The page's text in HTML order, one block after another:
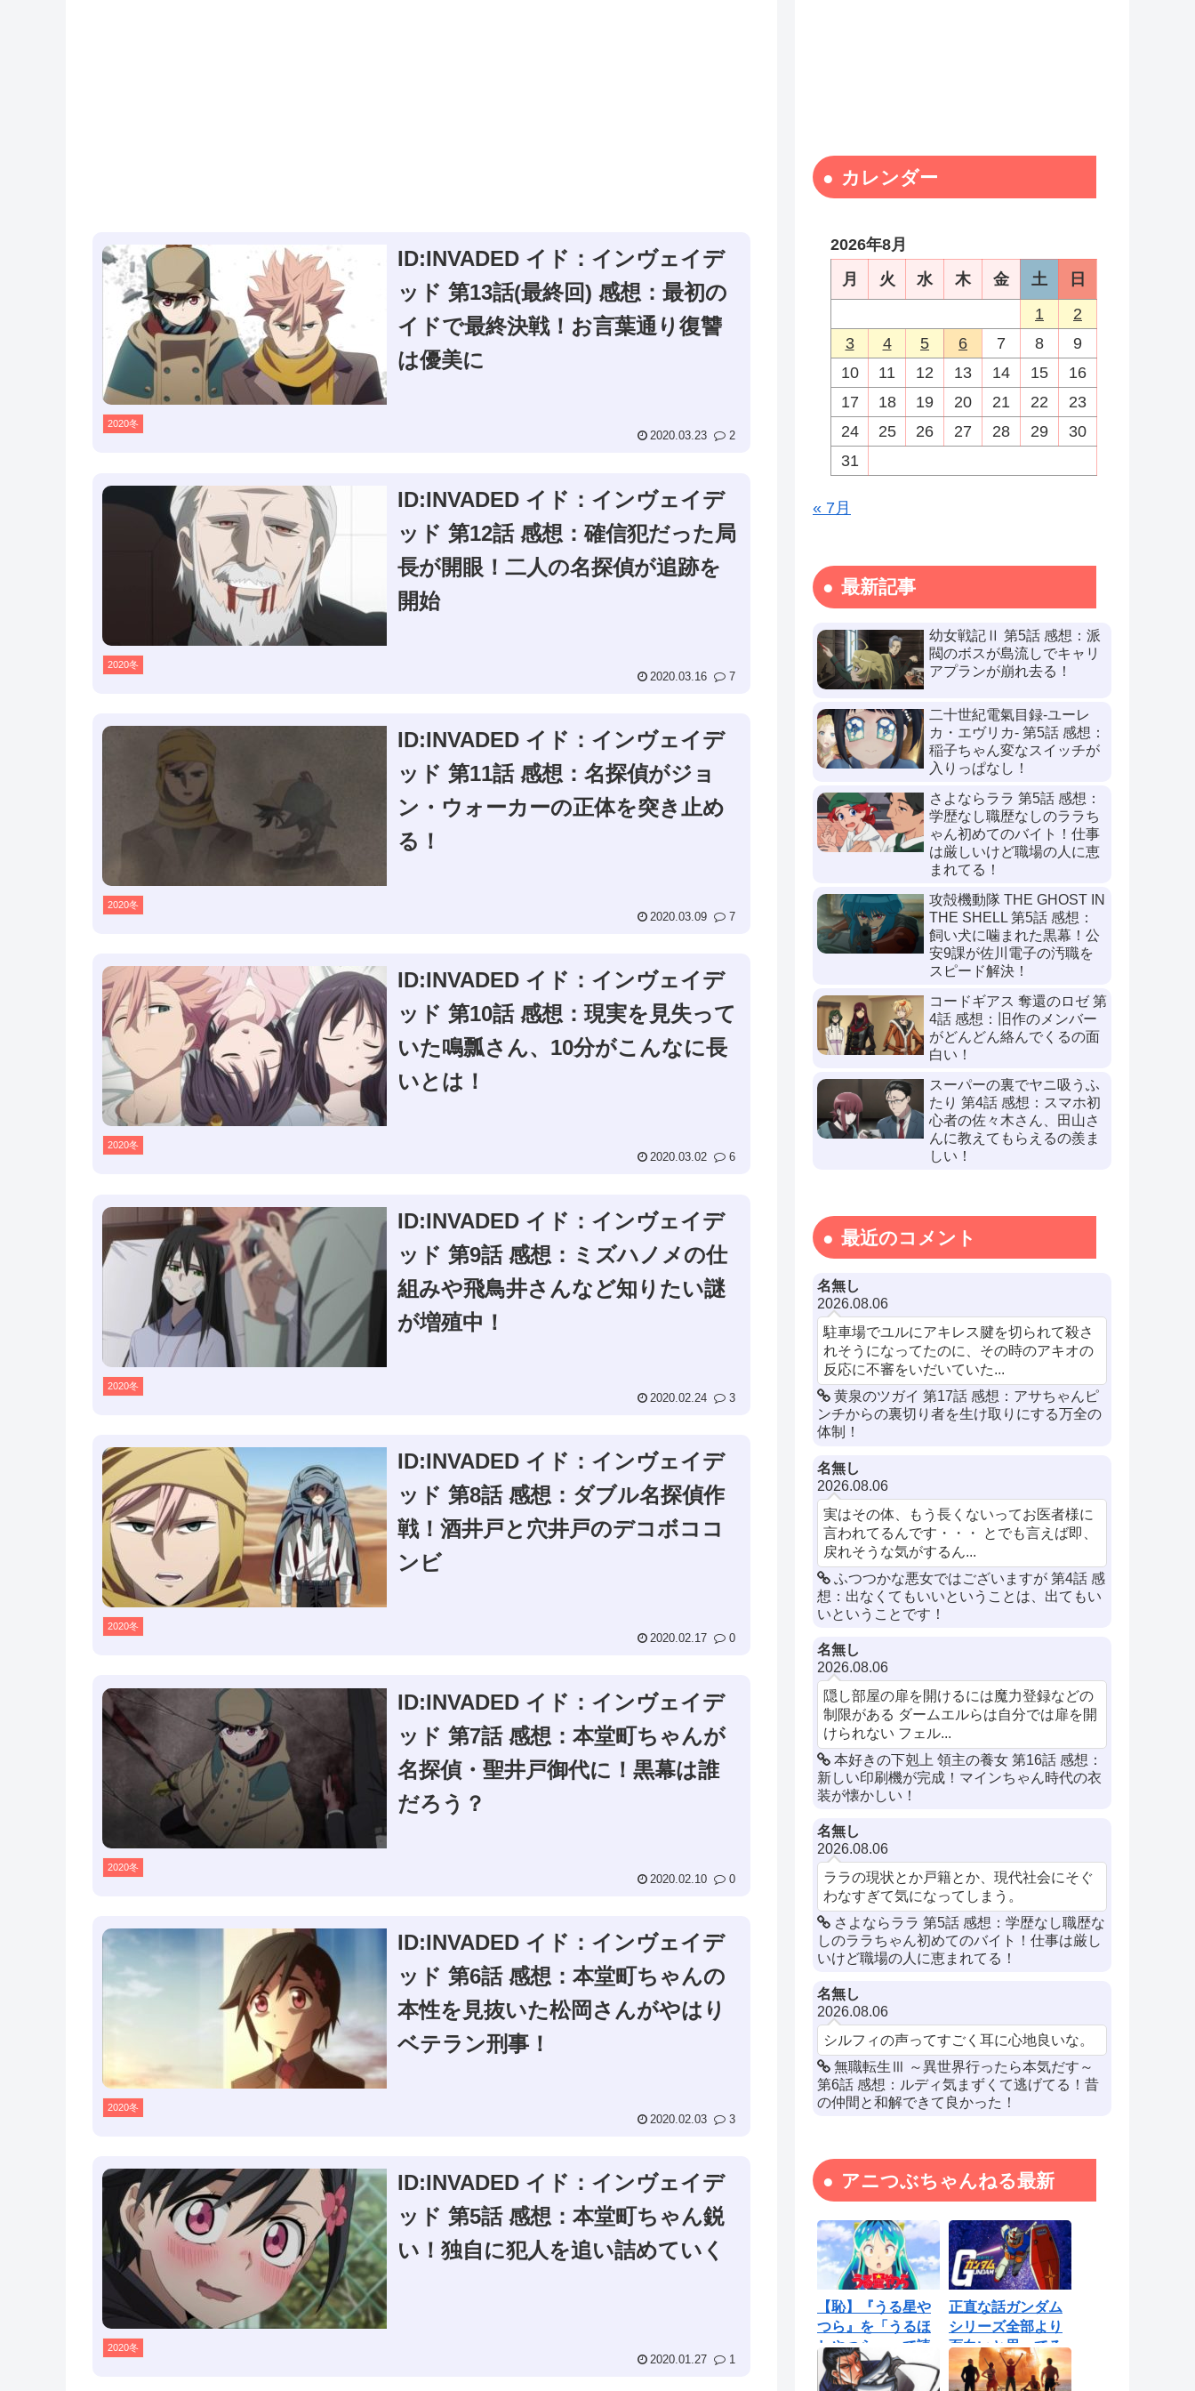
2020冬
ID:INVADED イド：インヴェイデ
ッド 第13話(最終回) 感想：最初の
イドで最終決戦！お言葉通り復讐
は優美に
2020.03.23 2
2020冬
ID:INVADED イド：インヴェイデ
ッド 第12話 感想：確信犯だった局
長が開眼！二人の名探偵が追跡を
開始
2020.03.16 7
2020冬
ID:INVADED イド：インヴェイデ
ッド 第11話 感想：名探偵がジョ
ン・ウォーカーの正体を突き止め
る！
2020.03.09 7
2020冬
ID:INVADED イド：インヴェイデ
ッド 第10話 感想：現実を見失って
いた鳴瓢さん、10分がこんなに長
いとは！
2020.03.02 6
2020冬
ID:INVADED イド：インヴェイデ
ッド 第9話 感想：ミズハノメの仕
組みや飛鳥井さんなど知りたい謎
が増殖中！
2020.02.24 3
2020冬
ID:INVADED イド：インヴェイデ
ッド 第8話 感想：ダブル名探偵作
戦！酒井戸と穴井戸のデコボココ
ンビ
2020.02.17 0
2020冬
ID:INVADED イド：インヴェイデ
ッド 第7話 感想：本堂町ちゃんが
名探偵・聖井戸御代に！黒幕は誰
だろう？
2020.02.10 0
2020冬
ID:INVADED イド：インヴェイデ
ッド 第6話 感想：本堂町ちゃんの
本性を見抜いた松岡さんがやはり
ベテラン刑事！
2020.02.03 3
2020冬
ID:INVADED イド：インヴェイデ
ッド 第5話 感想：本堂町ちゃん鋭
い！独自に犯人を追い詰めていく
2020.01.27 1
カレンダー
2026年8月
月
火 水 木 金 土
日
1
2
3
4 5 6 7 8
9
10
11 12 13 14 15
16
17
18 19 20 21 22
23
24
25 26 27 28 29
30
31
« 7月
最新記事
幼女戦記Ⅱ 第5話 感想：派
閥のボスが島流しでキャリ
アプランが崩れ去る！
二十世紀電氣目録-ユーレ
カ・エヴリカ- 第5話 感想：
稲子ちゃん変なスイッチが
入りっぱなし！
さよならララ 第5話 感想：
学歴なし職歴なしのララち
ゃん初めてのバイト！仕事
は厳しいけど職場の人に恵
まれてる！
攻殻機動隊 THE GHOST IN
THE SHELL 第5話 感想：
飼い犬に噛まれた黒幕！公
安9課が佐川電子の汚職を
スピード解決！
コードギアス 奪還のロゼ 第
4話 感想：旧作のメンバー
がどんどん絡んでくるの面
白い！
スーパーの裏でヤニ吸うふ
たり 第4話 感想：スマホ初
心者の佐々木さん、田山さ
んに教えてもらえるの羨ま
しい！
最近のコメント
名無し
2026.08.06
駐車場でユルにアキレス腱を切られて殺さ
れそうになってたのに、その時のアキオの
反応に不審をいだいていた...
黄泉のツガイ 第17話 感想：アサちゃんピ
ンチからの裏切り者を生け取りにする万全の
体制！
名無し
2026.08.06
実はその体、もう長くないってお医者様に
言われてるんです・・・ とでも言えば即、
戻れそうな気がするん...
ふつつかな悪女ではございますが 第4話 感
想：出なくてもいいということは、出てもい
いということです！
名無し
2026.08.06
隠し部屋の扉を開けるには魔力登録などの
制限がある ダームエルらは自分では扉を開
けられない フェル...
本好きの下剋上 領主の養女 第16話 感想：
新しい印刷機が完成！マインちゃん時代の衣
装が懐かしい！
名無し
2026.08.06
ララの現状とか戸籍とか、現代社会にそぐ
わなすぎて気になってしまう。
さよならララ 第5話 感想：学歴なし職歴な
しのララちゃん初めてのバイト！仕事は厳し
いけど職場の人に恵まれてる！
名無し
2026.08.06
シルフィの声ってすごく耳に心地良いな。
無職転生Ⅲ ～異世界行ったら本気だす～
第6話 感想：ルディ気まずくて逃げてる！昔
の仲間と和解できて良かった！
アニつぶちゃんねる最新
【恥】『うる星や
つら』を「うるほ
しやつら」って読
んでたわ…勘...
正直な話ガンダム
シリーズ全部より
面白いと思ってる
ロボットアニ...